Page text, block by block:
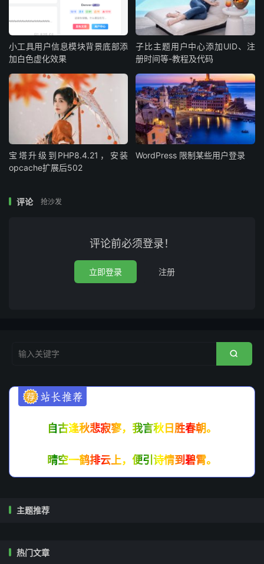
小工具用户信息模块背景底部添
加白色虚化效果
子比主题用户中心添加UID、注
册时间等-教程及代码
宝塔升级到PHP8.4.21，安装
opcache扩展后502
WordPress 限制某些用户登录
评论 抢沙发
评论前必须登录！
立即登录 注册

自古逢秋悲寂寥，我言秋日胜春朝。
晴空一鹤排云上，便引诗情到碧霄。
主题推荐
热门文章